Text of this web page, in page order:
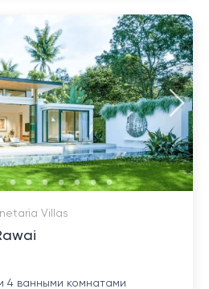
Villas
4 ванными комнатами